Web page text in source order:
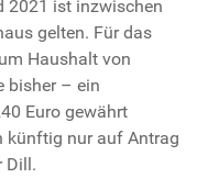
2021 ist inzwischen
gelten. Für das
Haushalt von
bisher – ein
Euro gewährt
künftig nur auf Antrag
Dill.